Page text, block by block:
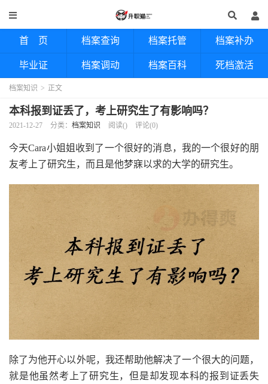
首 页 档案查询 档案托管 档案补办
毕业证 档案调动 档案百科 死档激活
档案知识 > 正文
本科报到证丢了，考上研究生了有影响吗？
2021-12-27 分类： 档案知识 阅读() 评论(0)
今天Cara小姐姐收到了一个很好的消息，我的一个很好的朋
友考上了研究生，而且是他梦寐以求的大学的研究生。
除了为他开心以外呢，我还帮助他解决了一个很大的问题，
就是他虽然考上了研究生，但是却发现本科的报到证丢失